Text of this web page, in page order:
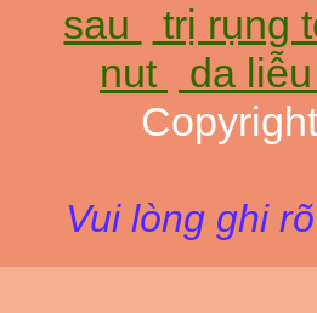
sau
trị rụng
nut
da liễu
Vui lòng ghi